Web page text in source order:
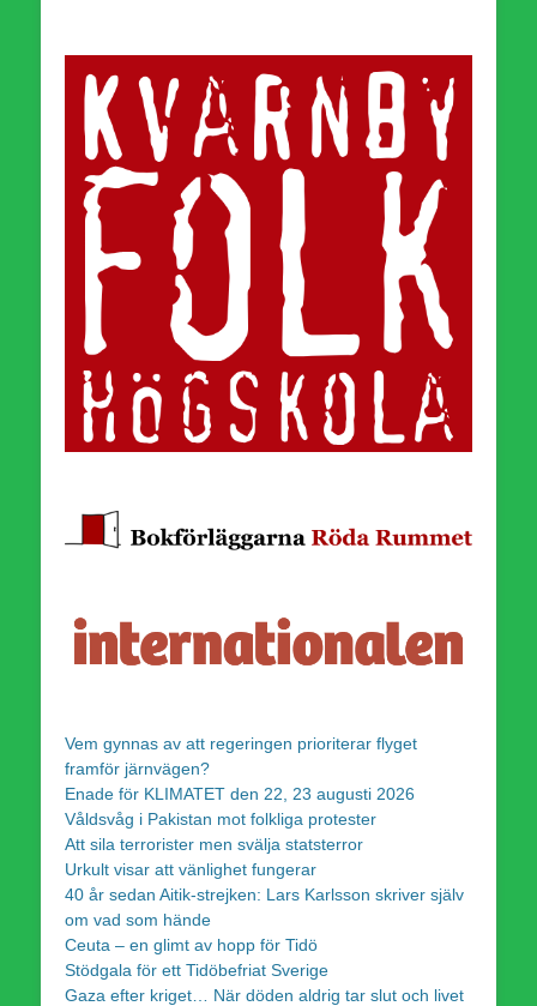
Vem gynnas av att regeringen prioriterar flyget
framför järnvägen?
Enade för KLIMATET den 22, 23 augusti 2026
Våldsvåg i Pakistan mot folkliga protester
Att sila terrorister men svälja statsterror
Urkult visar att vänlighet fungerar
40 år sedan Aitik-strejken: Lars Karlsson skriver själv
om vad som hände
Ceuta – en glimt av hopp för Tidö
Stödgala för ett Tidöbefriat Sverige
Gaza efter kriget… När döden aldrig tar slut och livet